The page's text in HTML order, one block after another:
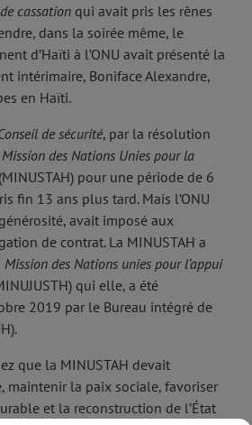
cassation qui avait pris les rênes
dans la soirée même, le
d’Haïti à l’ONU avait présenté la
intérimaire, Boniface Alexandre,
en Haïti.
de sécurité, par la résolution
Mission des Nations Unies pour la
pour une période de 6
fin 13 ans plus tard. Mais l’ONU
avait imposé aux
de contrat. La MINUSTAH a
Mission des Nations unies pour l’appui
qui elle, a été
2019 par le Bureau intégré de
que la MINUSTAH devait
maintenir la paix sociale, favoriser
et la reconstruction de l’État